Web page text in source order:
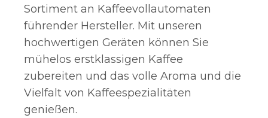
Sortiment an Kaffeevollautomaten
führender Hersteller. Mit unseren
hochwertigen Geräten können Sie
mühelos erstklassigen Kaffee
zubereiten und das volle Aroma und die
Vielfalt von Kaffeespezialitäten
genießen.